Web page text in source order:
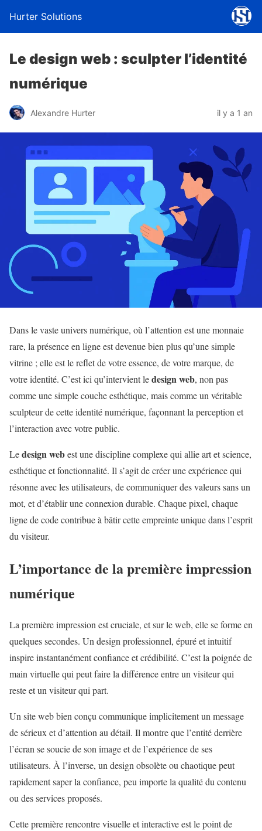
Hurter Solutions
Le design web : sculpter l’identité
numérique
Alexandre Hurter il y a 1 an
Dans le vaste univers numérique, où l’attention est une monnaie
rare, la présence en ligne est devenue bien plus qu’une simple
vitrine ; elle est le reflet de votre essence, de votre marque, de
votre identité. C’est ici qu’intervient ledesign web, non pas
comme une simple couche esthétique, mais comme un véritable
sculpteur de cette identité numérique, façonnant la perception et
l’interaction avec votre public.
Ledesign webest une discipline complexe qui allie art et science,
esthétique et fonctionnalité. Il s’agit de créer une expérience qui
résonne avec les utilisateurs, de communiquer des valeurs sans un
mot, et d’établir une connexion durable. Chaque pixel, chaque
ligne de code contribue à bâtir cette empreinte unique dans l’esprit
du visiteur.
L’importance de la première impression
numérique
La première impression est cruciale, et sur le web, elle se forme en
quelques secondes. Un design professionnel, épuré et intuitif
inspire instantanément confiance et crédibilité. C’est la poignée de
main virtuelle qui peut faire la différence entre un visiteur qui
reste et un visiteur qui part.
Un site web bien conçu communique implicitement un message
de sérieux et d’attention au détail. Il montre que l’entité derrière
l’écran se soucie de son image et de l’expérience de ses
utilisateurs. À l’inverse, un design obsolète ou chaotique peut
rapidement saper la confiance, peu importe la qualité du contenu
ou des services proposés.
Cette première rencontre visuelle et interactive est le point de